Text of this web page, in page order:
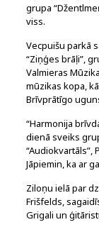
grupa
viss.
Vecpuišu parkā
“Ziņģes brāļi”,
Valmieras
mūzikas kopa,
Brīvprātīgo
“Harmonija
dienā sveiks
“Audiokvartāls”,
Jāpiemin, ka ar
Ziloņu ielā par
Frišfelds,
Grigali un